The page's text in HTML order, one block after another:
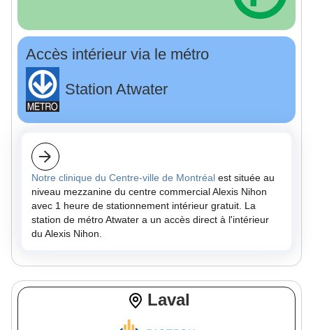
Accès intérieur via le métro
Station Atwater
Notre clinique du Centre-ville de Montréal est située au
niveau mezzanine du centre commercial Alexis Nihon
avec 1 heure de stationnement intérieur gratuit. La
station de métro Atwater a un accès direct à l'intérieur
du Alexis Nihon.
Laval